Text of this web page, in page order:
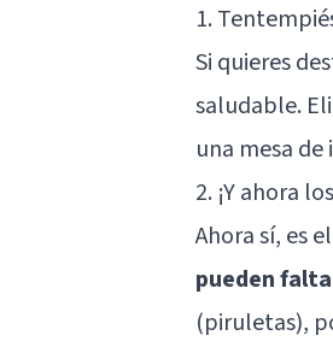
1.
Si quieres
saludable.
una mesa
2. ¡Y ahora
Ahora sí, es
pueden
(piruletas),